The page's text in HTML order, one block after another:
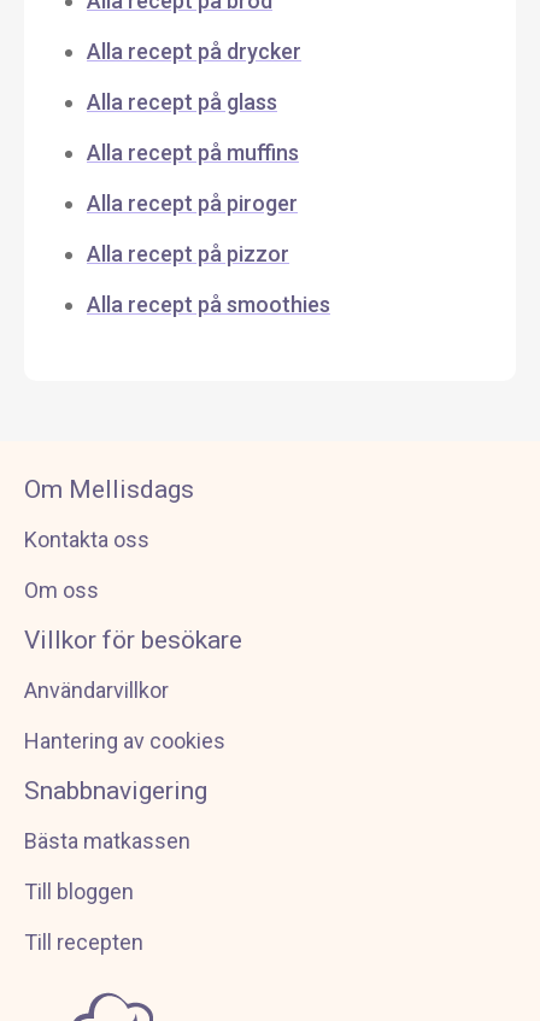
Alla recept på drycker
Alla recept på glass
Alla recept på muffins
Alla recept på piroger
Alla recept på pizzor
Alla recept på smoothies
Om Mellisdags
Kontakta oss
Om oss
Villkor för besökare
Användarvillkor
Hantering av cookies
Snabbnavigering
Bästa matkassen
Till bloggen
Till recepten